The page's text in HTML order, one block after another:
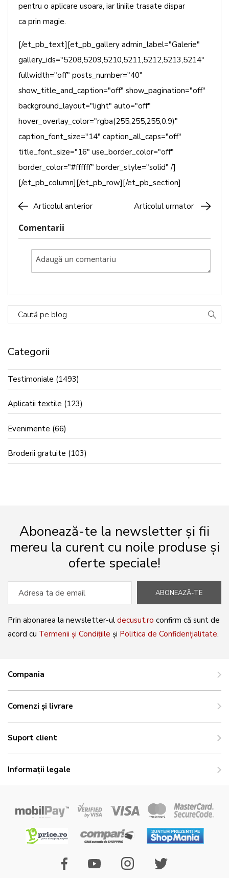
pentru o aplicare usoara, iar liniile trasate dispar
ca prin magie.
[/et_pb_text][et_pb_gallery admin_label="Galerie"
gallery_ids="5208,5209,5210,5211,5212,5213,5214"
fullwidth="off" posts_number="40"
show_title_and_caption="off" show_pagination="off"
background_layout="light" auto="off"
hover_overlay_color="rgba(255,255,255,0.9)"
caption_font_size="14" caption_all_caps="off"
title_font_size="16" use_border_color="off"
border_color="#ffffff" border_style="solid" /]
[/et_pb_column][/et_pb_row][/et_pb_section]
Articolul anterior Articolul urmator
Comentarii
Caută pe blog
Categorii
Testimoniale (1493)
Aplicatii textile (123)
Evenimente (66)
Broderii gratuite (103)
Abonează-te la newsletter și fii
mereu la curent cu noile produse și
oferte speciale!
ABONEAZĂ-TE
Prin abonarea la newsletter-ul decusut.ro confirm că sunt de
acord cu Termenii și Condițiile și Politica de Confidențialitate.
Compania
Comenzi și livrare
Suport client
Informații legale